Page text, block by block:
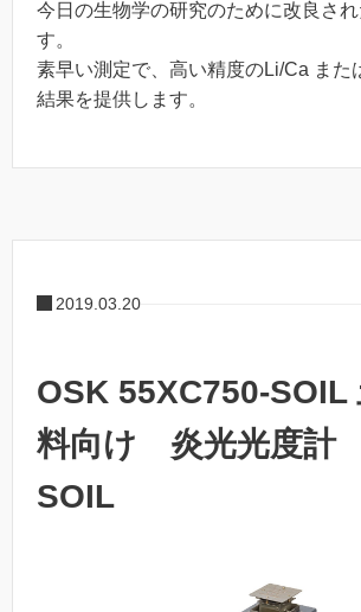
今日の生物学の研究のために改良さ
す。
素早い測定で、高い精度のLi/Ca また
結果を提供します。
2019.03.20
OSK 55XC750-SOIL
料向け 炎光光度計
SOIL